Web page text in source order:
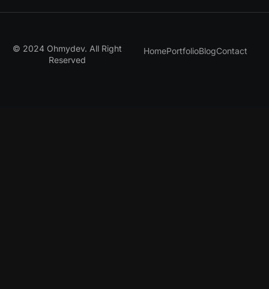
© 2024 Ohmydev. All Right
Reserved
HomePortfolioBlogContact